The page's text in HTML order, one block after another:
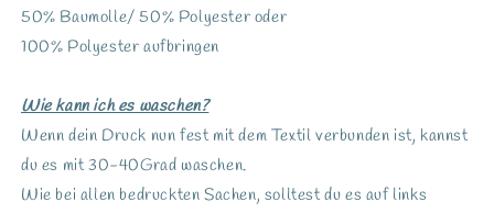
50% Baumolle/ 50% Polyester oder
100% Polyester aufbringen
Wie kann ich es waschen?
Wenn dein Druck nun fest mit dem Textil verbunden ist, kannst
du es mit 30-40Grad waschen.
Wie bei allen bedruckten Sachen, solltest du es auf links